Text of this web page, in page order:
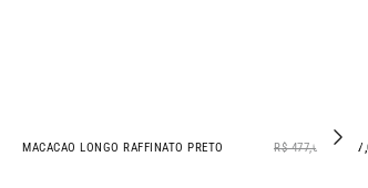
- 17% OFF
MACACAO LONGO RAFFINATO PRETO R$ 477,00 R$